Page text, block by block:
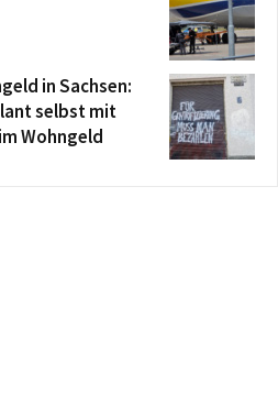
in Sachsen:
selbst mit
Wohngeld